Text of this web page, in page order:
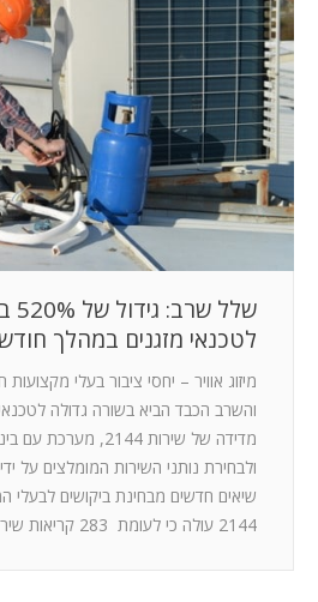
חדר חדשות
המלצות
ניהול מוניטין
צור קשר
לטכנאי מזגנים במהלך
מיזוג אוויר – יחסי ציבור בעלי
והשרב הכבד הביא בשורה גדולה
מדידה של שירות 2144,
ולבחירת נותני השירות המומלצים על
שיאים חדשים מבחינת ביקושים לבעלי
2144 עולה כי לעומת 283 קריאות שירות שנעשו בחודש…